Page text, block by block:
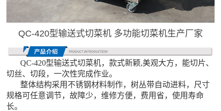
QC-420型输送式切菜机 多功能切菜机生产厂家
QC-420型输送式切菜机，款式新颖,美观大方，能切片、
切丝、切段，一次性完成作业。
整体结构采用不锈钢材料制作，树丛带自动进料，尺寸
规格可任意调节，故障少，维修方便，费用省，使用寿命
长。